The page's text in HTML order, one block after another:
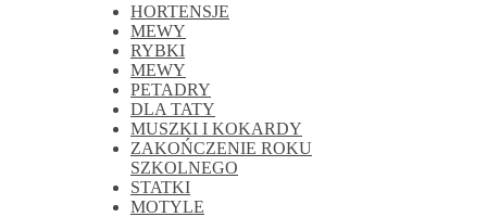
HORTENSJE
MEWY
RYBKI
MEWY
PETADRY
DLA TATY
MUSZKI I KOKARDY
ZAKOŃCZENIE ROKU
SZKOLNEGO
STATKI
MOTYLE